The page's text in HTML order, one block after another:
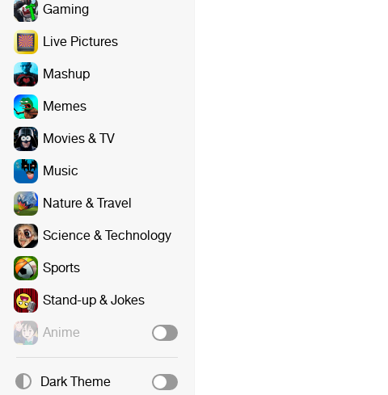
Gaming
Live Pictures
Mashup
Memes
Movies & TV
Music
Nature & Travel
Science & Technology
Sports
Stand-up & Jokes
Anime
Dark Theme